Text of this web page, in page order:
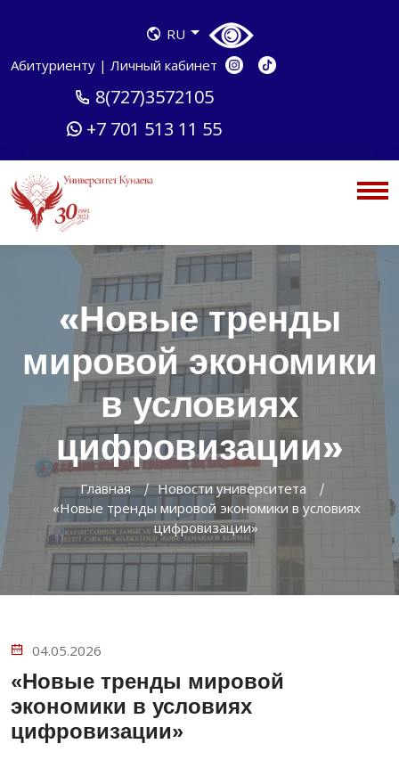
RU
Абитуриенту | Личный кабинет
8(727)3572105
+7 701 513 11 55
«Новые тренды
мировой экономики
в условиях
цифровизации»
Главная
Новости университета
«Новые тренды мировой экономики в условиях
цифровизации»
04.05.2026
«Новые тренды мировой
экономики в условиях
цифровизации»